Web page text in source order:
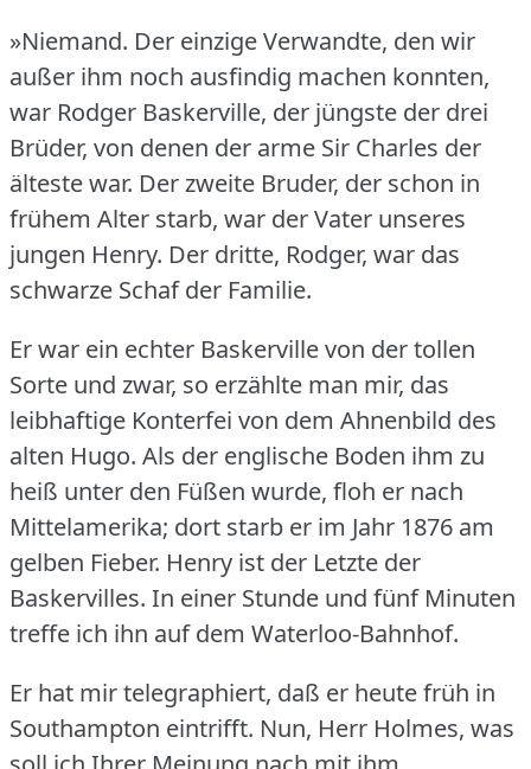
»Niemand. Der einzige Verwandte, den wir
außer ihm noch ausfindig machen konnten,
war Rodger Baskerville, der jüngste der drei
Brüder, von denen der arme Sir Charles der
älteste war. Der zweite Bruder, der schon in
frühem Alter starb, war der Vater unseres
jungen Henry. Der dritte, Rodger, war das
schwarze Schaf der Familie.
Er war ein echter Baskerville von der tollen
Sorte und zwar, so erzählte man mir, das
leibhaftige Konterfei von dem Ahnenbild des
alten Hugo. Als der englische Boden ihm zu
heiß unter den Füßen wurde, floh er nach
Mittelamerika; dort starb er im Jahr 1876 am
gelben Fieber. Henry ist der Letzte der
Baskervilles. In einer Stunde und fünf Minuten
treffe ich ihn auf dem Waterloo-Bahnhof.
Er hat mir telegraphiert, daß er heute früh in
Southampton eintrifft. Nun, Herr Holmes, was